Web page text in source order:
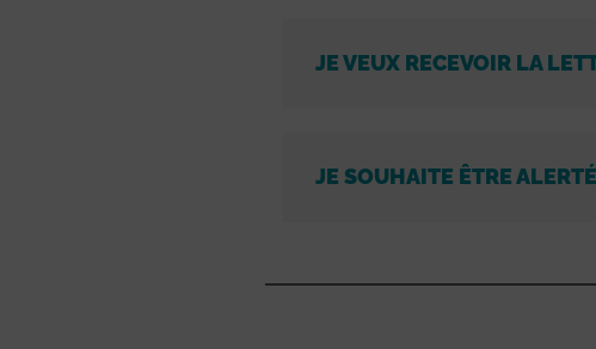
JE VEUX RECEVOIR LA
JE SOUHAITE ÊTRE